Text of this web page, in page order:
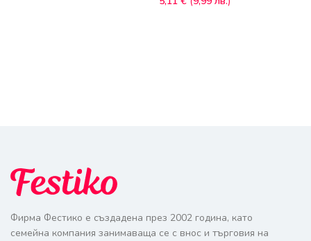
Фирма Фестико е създадена през 2002 година, като
семейна компания занимаваща се с внос и търговия на